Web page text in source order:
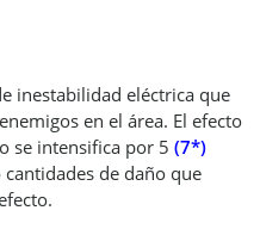
inestabilidad eléctrica que
en el área. El efecto
se intensifica por 5 (7*)
de daño que